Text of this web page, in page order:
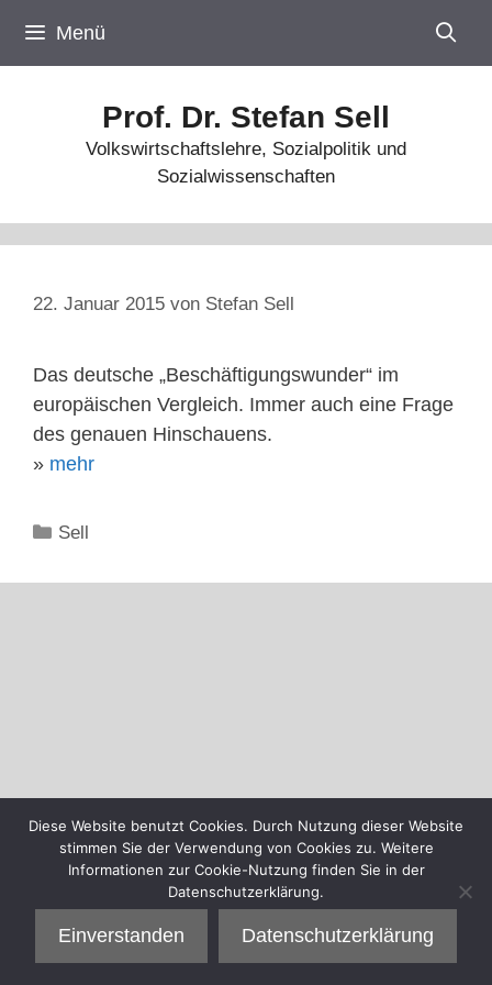
Inhalt
springen
Menü
Prof. Dr. Stefan Sell
Volkswirtschaftslehre, Sozialpolitik und
Sozialwissenschaften
22. Januar 2015 von Stefan Sell
Das deutsche „Beschäftigungswunder“ im
europäischen Vergleich. Immer auch eine Frage
des genauen Hinschauens.
» mehr
Kategorien
Sell
Diese Website benutzt Cookies. Durch Nutzung dieser Website
stimmen Sie der Verwendung von Cookies zu. Weitere
Informationen zur Cookie-Nutzung finden Sie in der
Datenschutzerklärung.
Einverstanden Datenschutzerklärung